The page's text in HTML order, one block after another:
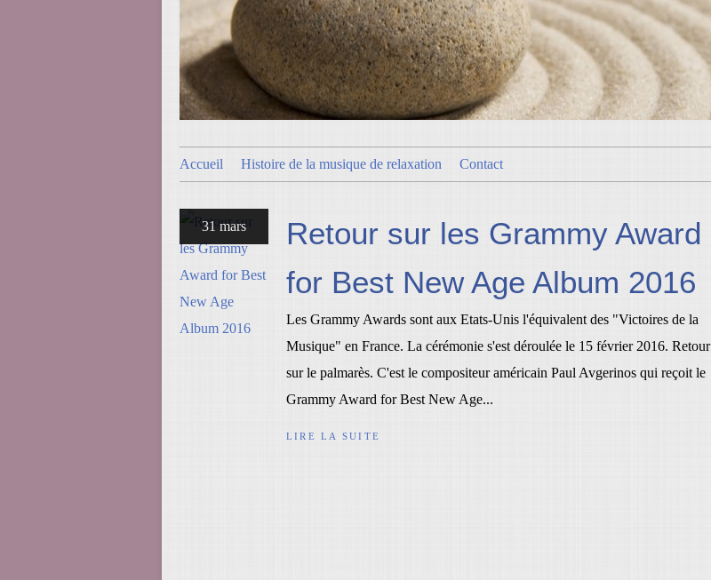
Accueil Histoire de la musique de relaxation Contact
31 mars
Retour sur les Grammy Award
for Best New Age Album 2016
Les Grammy Awards sont aux Etats-Unis l'équivalent des "Victoires de la
Musique" en France. La cérémonie s'est déroulée le 15 février 2016. Retour
sur le palmarès. C'est le compositeur américain Paul Avgerinos qui reçoit le
Grammy Award for Best New Age...
LIRE LA SUITE